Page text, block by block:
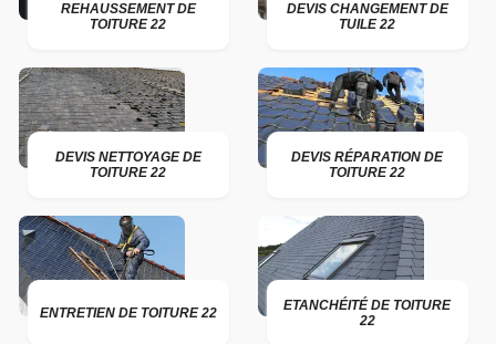
REHAUSSEMENT DE
TOITURE 22
DEVIS CHANGEMENT DE
TUILE 22
DEVIS NETTOYAGE DE
TOITURE 22
DEVIS RÉPARATION DE
TOITURE 22
ENTRETIEN DE TOITURE 22
ETANCHÉITÉ DE TOITURE
22